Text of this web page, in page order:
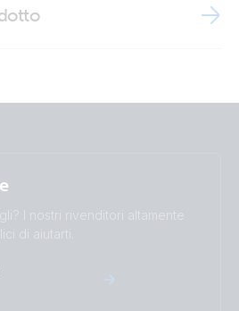
I nostri rivenditori altamente
di aiutarti.